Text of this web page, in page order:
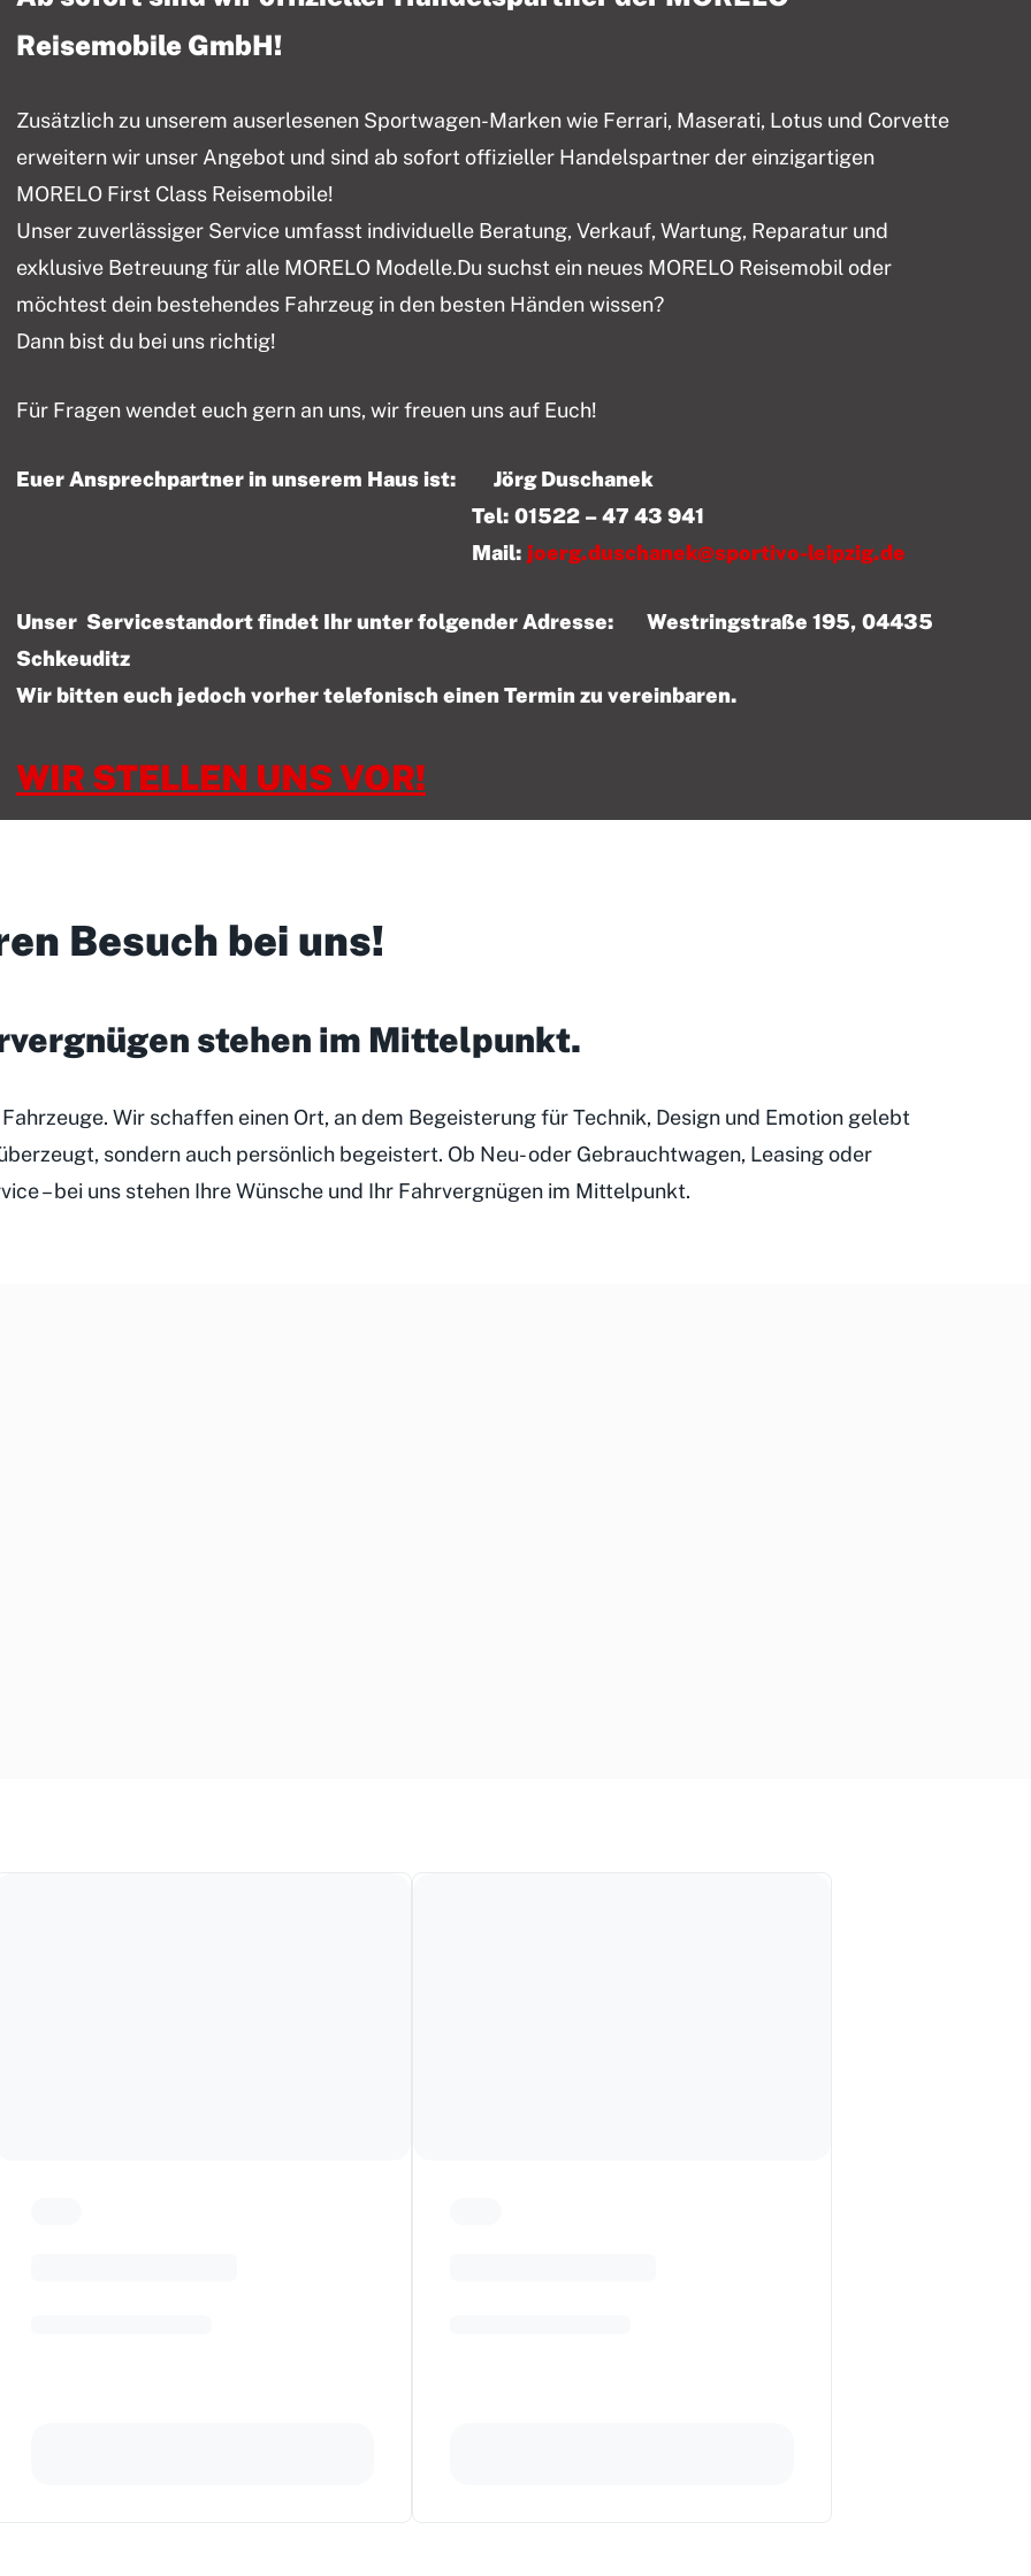
Reisemobile GmbH!
Zusätzlich zu unserem auserlesenen Sportwagen-Marken wie Ferrari, Maserati, Lotus und Corvette
erweitern wir unser Angebot und sind ab sofort offizieller Handelspartner der einzigartigen
MORELO First Class Reisemobile!
Unser zuverlässiger Service umfasst individuelle Beratung, Verkauf, Wartung, Reparatur und
exklusive Betreuung für alle MORELO Modelle.Du suchst ein neues MORELO Reisemobil oder
möchtest dein bestehendes Fahrzeug in den besten Händen wissen?
Dann bist du bei uns richtig!
Für Fragen wendet euch gern an uns, wir freuen uns auf Euch!
Euer Ansprechpartner in unserem Haus ist: Jörg Duschanek
Tel: 01522 – 47 43 941
Mail: joerg.duschanek@sportivo-leipzig.de
Unser Servicestandort findet Ihr unter folgender Adresse: Westringstraße 195, 04435
Schkeuditz
Wir bitten euch jedoch vorher telefonisch einen Termin zu vereinbaren.
WIR STELLEN UNS VOR!
Besuch bei uns!
stehen im Mittelpunkt.
Wir schaffen einen Ort, an dem Begeisterung für Technik, Design und Emotion gelebt
sondern auch persönlich begeistert. Ob Neu- oder Gebrauchtwagen, Leasing oder
– bei uns stehen Ihre Wünsche und Ihr Fahrvergnügen im Mittelpunkt.